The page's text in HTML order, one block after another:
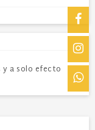
y a solo efecto